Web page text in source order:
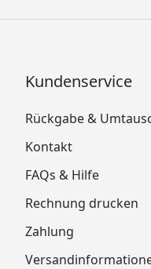
Kundenservice
Rückgabe &
Kontakt
FAQs & Hilfe
Rechnung drucken
Zahlung